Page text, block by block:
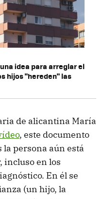
idea para arreglar el
hijos "hereden" las
de alicantina María
, este documento
persona aún está
incluso en los
En él se
(un hijo, la